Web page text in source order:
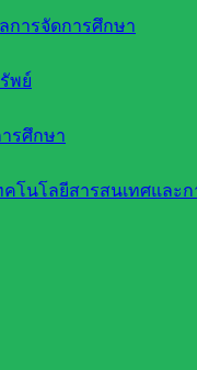
การจัดการศึกษา
พย์
รศึกษา
โนโลยีสารสนเทศและ